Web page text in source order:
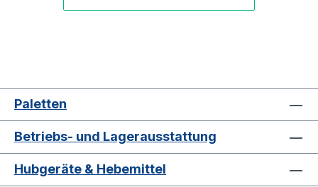
Paletten
Betriebs- und Lagerausstattung
Hubgeräte & Hebemittel